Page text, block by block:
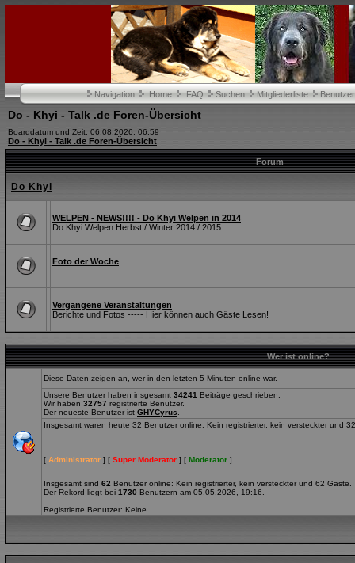
Navigation Home FAQ Suchen Mitgliederliste
Do - Khyi - Talk .de Foren-Übersicht
Boarddatum und Zeit: 06.08.2026, 06:59
Do - Khyi - Talk .de Foren-Übersicht
Forum
Do Khyi
WELPEN - NEWS!!!! - Do Khyi Welpen in 2014
Do Khyi Welpen Herbst / Winter 2014 / 2015
Foto der Woche
Vergangene Veranstaltungen
Berichte und Fotos ----- Hier können auch Gäste Lesen!
Wer ist online?
Diese Daten zeigen an, wer in den letzten 5 Minuten online war.
Unsere Benutzer haben insgesamt 34241 Beiträge geschrieben.
Wir haben 32757 registrierte Benutzer.
Der neueste Benutzer ist GHYCyrus
Insgesamt waren heute 32 Benutzer online: Kein registrierter, kein versteckter und
[ Administrator ] [ Super Moderator ] [ Moderator ]
Insgesamt sind 62 Benutzer online: Kein registrierter, kein versteckter und 62 Gäste.
Der Rekord liegt bei 1730 Benutzern am 05.05.2026, 19:16.
Registrierte Benutzer: Keine